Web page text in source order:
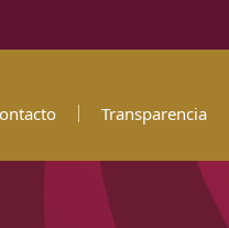
Transparencia